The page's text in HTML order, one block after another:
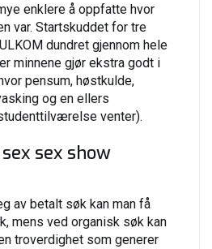
enklere å oppfatte hvor
var. Startskuddet for tre
dundret gjennom hele
minnene gjør ekstra godt i
pensum, høstkulde,
og en ellers
venter).
sex show
av betalt søk kan man få
mens ved organisk søk kan
troverdighet som generer